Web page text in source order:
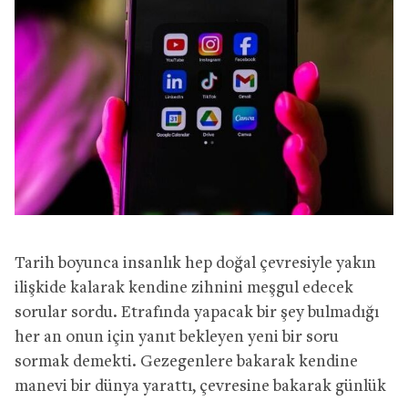
Tarih boyunca insanlık hep doğal çevresiyle yakın
ilişkide kalarak kendine zihnini meşgul edecek
sorular sordu. Etrafında yapacak bir şey bulmadığı
her an onun için yanıt bekleyen yeni bir soru
sormak demekti. Gezegenlere bakarak kendine
manevi bir dünya yarattı, çevresine bakarak günlük